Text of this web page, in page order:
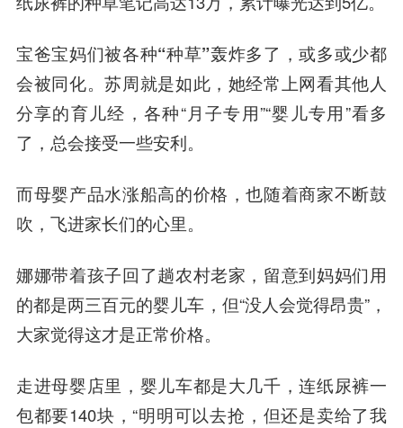
宝爸宝妈们被各种“种草”轰炸多了，或多或少都
会被同化。苏周就是如此，她经常上网看其他人
分享的育儿经，各种“月子专用”“婴儿专用”看多
了，总会接受一些安利。
而母婴产品水涨船高的价格，也随着商家不断鼓
吹，飞进家长们的心里。
娜娜带着孩子回了趟农村老家，留意到妈妈们用
的都是两三百元的婴儿车，但“没人会觉得昂贵”，
大家觉得这才是正常价格。
走进母婴店里，婴儿车都是大几千，连纸尿裤一
包都要140块，“明明可以去抢，但还是卖给了我